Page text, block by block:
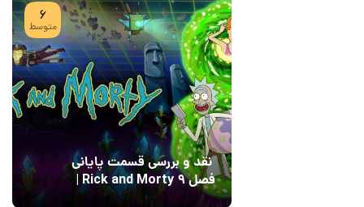
6
متوسط
نقد و بررسی قسمت پایانی
فصل ۹ Rick and Morty |
پایان رویایی با Field of
15 04 مرداد 1405